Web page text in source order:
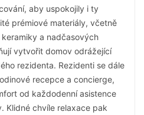
aby uspokojily i ty
prémiové materiály, včetně
a nadčasových
vytvořit domov odrážející
rezidenta. Rezidenti se dále
recepce a concierge,
od každodenní asistence
Klidné chvíle relaxace pak